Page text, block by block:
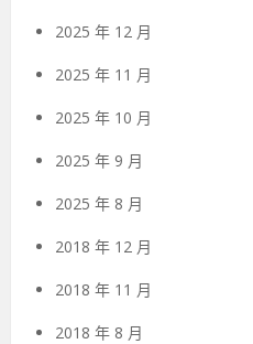
2025 年 12 月
2025 年 11 月
2025 年 10 月
2025 年 9 月
2025 年 8 月
2018 年 12 月
2018 年 11 月
2018 年 8 月